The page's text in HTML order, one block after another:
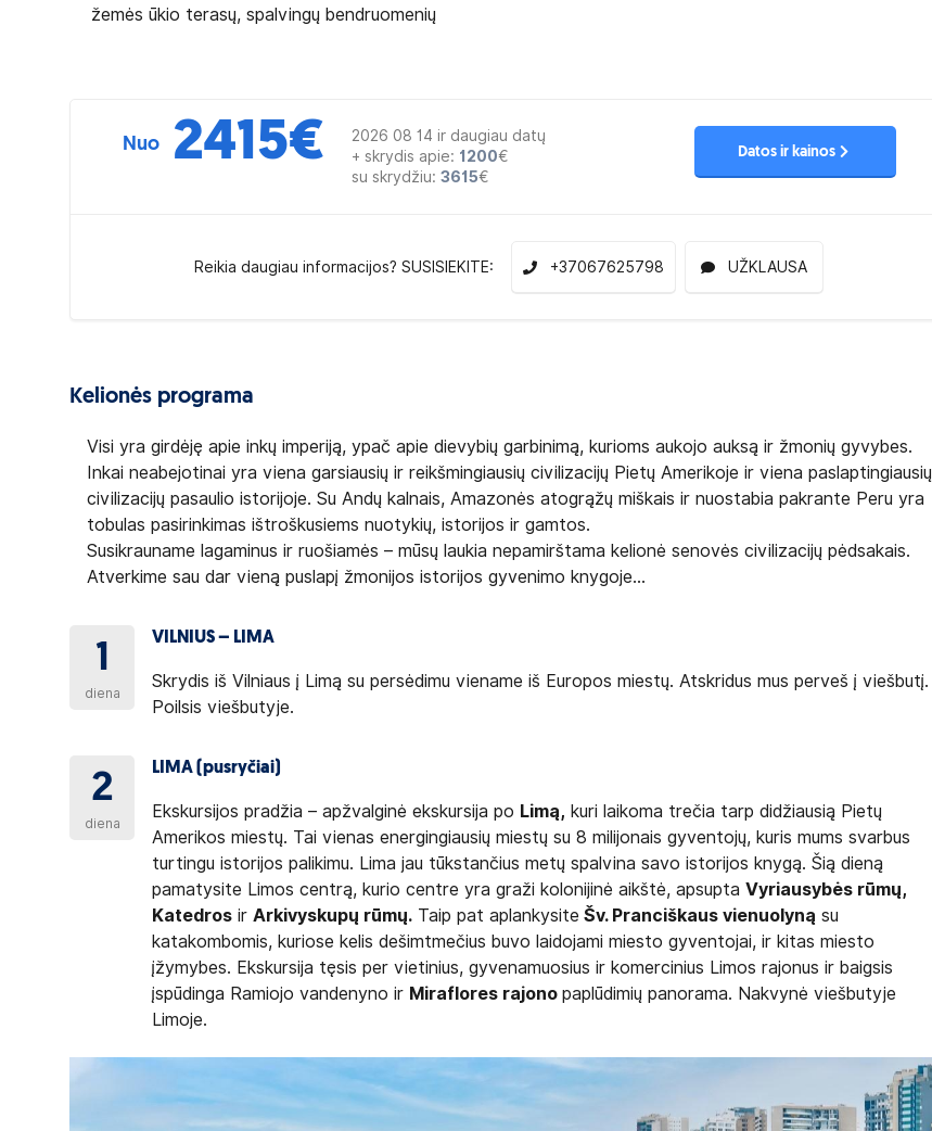
žemės ūkio terasų, spalvingų bendruomenių
Nuo 2415€
2026 08 14 ir daugiau datų
+ skrydis apie: 1200€
su skrydžiu: 3615€
Datos ir kainos
Reikia daugiau informacijos? SUSISIEKITE: +37067625798 UŽKLAUSA
Kelionės programa
Visi yra girdėję apie inkų imperiją, ypač apie dievybių garbinimą, kurioms aukojo auksą ir žmonių gyvybes.
Inkai neabejotinai yra viena garsiausių ir reikšmingiausių civilizacijų Pietų Amerikoje ir viena paslaptingiausių
civilizacijų pasaulio istorijoje. Su Andų kalnais, Amazonės atogrąžų miškais ir nuostabia pakrante Peru yra
tobulas pasirinkimas ištroškusiems nuotykių, istorijos ir gamtos.
Susikrauname lagaminus ir ruošiamės – mūsų laukia nepamirštama kelionė senovės civilizacijų pėdsakais.
Atverkime sau dar vieną puslapį žmonijos istorijos gyvenimo knygoje...
1
diena
VILNIUS – LIMA
Skrydis iš Vilniaus į Limą su persėdimu viename iš Europos miestų. Atskridus mus perveš į viešbutį.
Poilsis viešbutyje.
2
diena
LIMA (pusryčiai)
Ekskursijos pradžia – apžvalginė ekskursija po Limą, kuri laikoma trečia tarp didžiausią Pietų
Amerikos miestų. Tai vienas energingiausių miestų su 8 milijonais gyventojų, kuris mums svarbus
turtingu istorijos palikimu. Lima jau tūkstančius metų spalvina savo istorijos knygą. Šią dieną
pamatysite Limos centrą, kurio centre yra graži kolonijinė aikštė, apsuptaVyriausybės rūmų,
Katedros irArkivyskupų rūmų. Taip pat aplankysite Šv. Pranciškaus vienuolyną su
katakombomis, kuriose kelis dešimtmečius buvo laidojami miesto gyventojai, ir kitas miesto
įžymybes. Ekskursija tęsis per vietinius, gyvenamuosius ir komercinius Limos rajonus ir baigsis
įspūdinga Ramiojo vandenyno ir Miraflores rajonopaplūdimių panorama. Nakvynė viešbutyje
Limoje.